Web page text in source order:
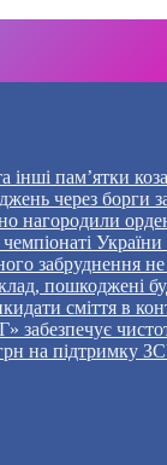
інші пам’ятки
через борги
нагородили
України
забруднення
пошкоджені
сміття в
забезпечує
на підтримку